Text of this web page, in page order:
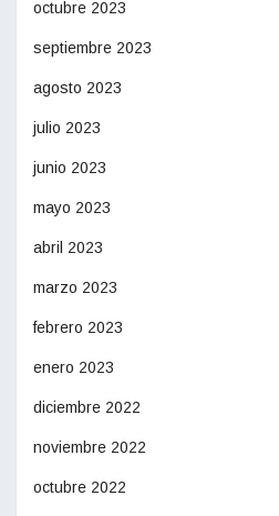
octubre 2023
septiembre 2023
agosto 2023
julio 2023
junio 2023
mayo 2023
abril 2023
marzo 2023
febrero 2023
enero 2023
diciembre 2022
noviembre 2022
octubre 2022